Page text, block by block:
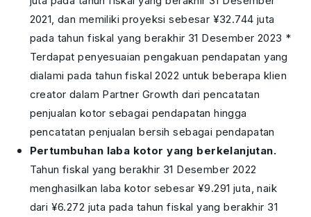
2021, dan memiliki proyeksi sebesar ¥32.744 juta
pada tahun fiskal yang berakhir 31 Desember 2023 *
Terdapat penyesuaian pengakuan pendapatan yang
dialami pada tahun fiskal 2022 untuk beberapa klien
creator dalam Partner Growth dari pencatatan
penjualan kotor sebagai pendapatan hingga
pencatatan penjualan bersih sebagai pendapatan
Pertumbuhan laba kotor yang berkelanjutan.
Tahun fiskal yang berakhir 31 Desember 2022
menghasilkan laba kotor sebesar ¥9.291 juta, naik
dari ¥6.272 juta pada tahun fiskal yang berakhir 31